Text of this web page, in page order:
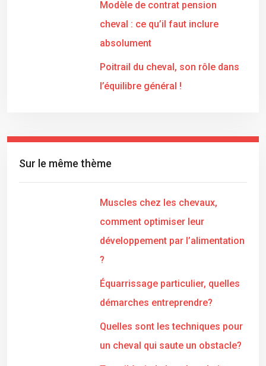
Modèle de contrat pension
cheval : ce qu’il faut inclure
absolument
Poitrail du cheval, son rôle dans
l’équilibre général !
Sur le même thème
Muscles chez les chevaux,
comment optimiser leur
développement par l’alimentation
?
Équarrissage particulier, quelles
démarches entreprendre?
Quelles sont les techniques pour
un cheval qui saute un obstacle?